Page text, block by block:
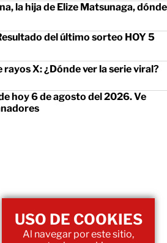
la hija de Elize Matsunaga, dónde
del último sorteo HOY 5
rayos X: ¿Dónde ver la serie viral?
hoy 6 de agosto del 2026. Ve
USO DE COOKIES
Al navegar por este sitio,